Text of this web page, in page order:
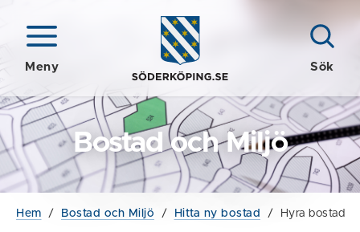
Meny Sök
Bostad och Miljö
Hem / Bostad och Miljö / Hitta ny bostad / Hyra bostad